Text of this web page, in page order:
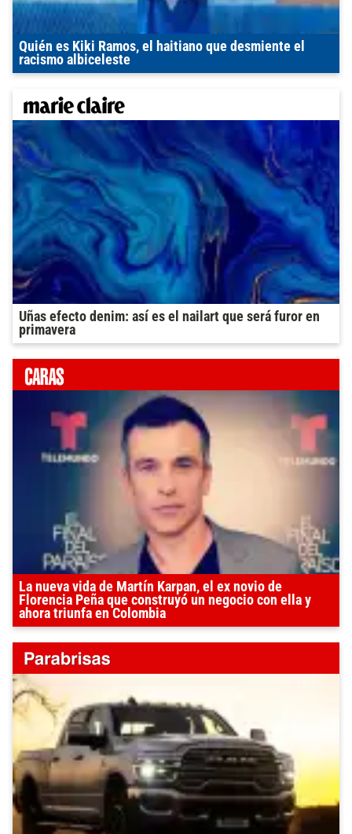
Quién es Kiki Ramos, el haitiano que desmiente el
racismo albiceleste
Uñas efecto denim: así es el nailart que será furor en
primavera
La nueva vida de Martín Karpan, el ex novio de
Florencia Peña que construyó un negocio con ella y
ahora triunfa en Colombia